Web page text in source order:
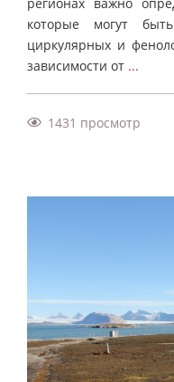
которые могут
циркулярных и
зависимости от ...
1431 просмотр